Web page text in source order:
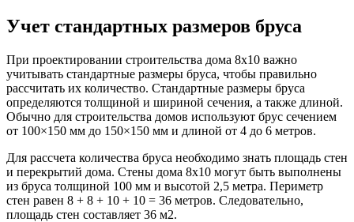
Учет стандартных размеров бруса
При проектировании строительства дома 8х10 важно
учитывать стандартные размеры бруса, чтобы правильно
рассчитать их количество. Стандартные размеры бруса
определяются толщиной и шириной сечения, а также длиной.
Обычно для строительства домов используют брус сечением
от 100×150 мм до 150×150 мм и длиной от 4 до 6 метров.
Для рассчета количества бруса необходимо знать площадь стен
и перекрытий дома. Стены дома 8х10 могут быть выполнены
из бруса толщиной 100 мм и высотой 2,5 метра. Периметр
стен равен 8 + 8 + 10 + 10 = 36 метров. Следовательно,
площадь стен составляет 36 м2.